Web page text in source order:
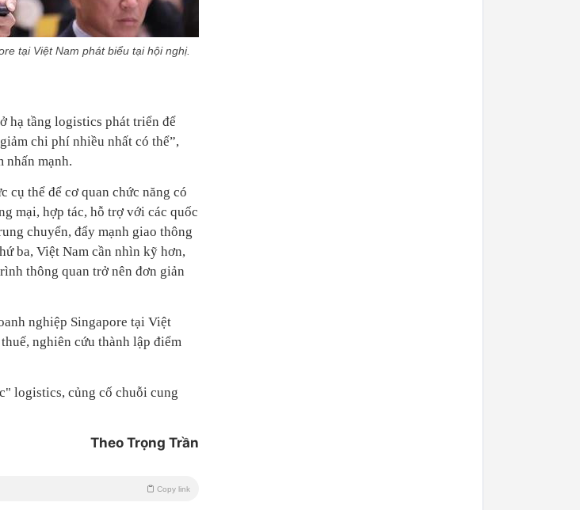
tại Việt Nam phát biểu tại hội nghị.
hạ tầng logistics phát triển để
chi phí nhiều nhất có thể”,
nhấn mạnh.
cụ thể để cơ quan chức năng có
mại, hợp tác, hỗ trợ với các quốc
chuyển, đẩy mạnh giao thông
ba, Việt Nam cần nhìn kỹ hơn,
thông quan trở nên đơn giản
nghiệp Singapore tại Việt
nghiên cứu thành lập điểm
logistics, củng cố chuỗi cung
Theo Trọng Trần
Copy link